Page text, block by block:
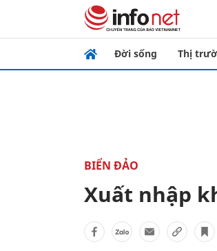
Đời sống Thị
BIỂN ĐẢO
Xuất nhập